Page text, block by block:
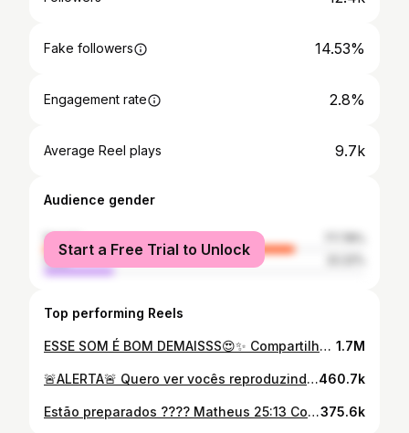
Fake followers 14.53%
Engagement rate 2.8%
Average Reel plays 9.7k
Audience gender
female
male
Start a Free Trial to Unlock
Top performing Reels
ESSE SOM É BOM DEMAISSS😍✨ Compartilhem bora bater 9.300😩🙏 #10k #gospel #solinho #jesus #deus #jesuscrist #viralgospel #gospelvideos #gospelviral #fogovaidescer🔥 #fogo #9.300 #vem10k 1.7M
🚨ALERTA🚨 Quero ver vocês reproduzindooo🥰🧡 Me ajudem compartilhando 🧡 #transição #makegospel #make #reels #viral #viralvideos #gospel #deus #exercicitodedeus #jesus #9k #vem9k #jesuscrist #alerta #alertadetransiçao460.7k
Estão preparados ???? Matheus 25:13 Compartilhemmm🙏🙏🙏 #jesus #gospel #crista #reels #viral #deus #jesuschrist #fy #fypppppppppppppppppppppppppppppppppppppppppppppppppppppppppppppppppppppp #700 #5k #viral #maquiagemprofissional ##maquiagem #resultado375.6k